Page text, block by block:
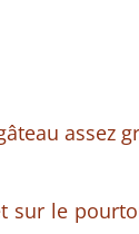
assez
sur le